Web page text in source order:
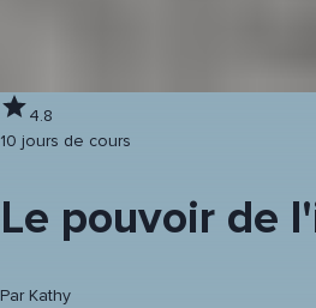
4.8
10 jours de cours
Le pouvoir de
Par Kathy